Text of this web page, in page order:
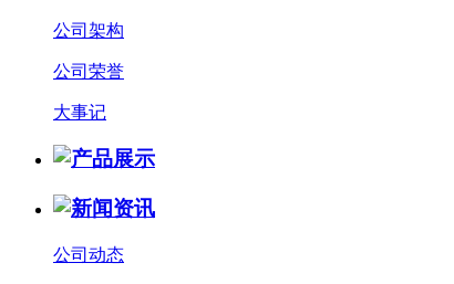
公司架构
公司荣誉
大事记
公司动态